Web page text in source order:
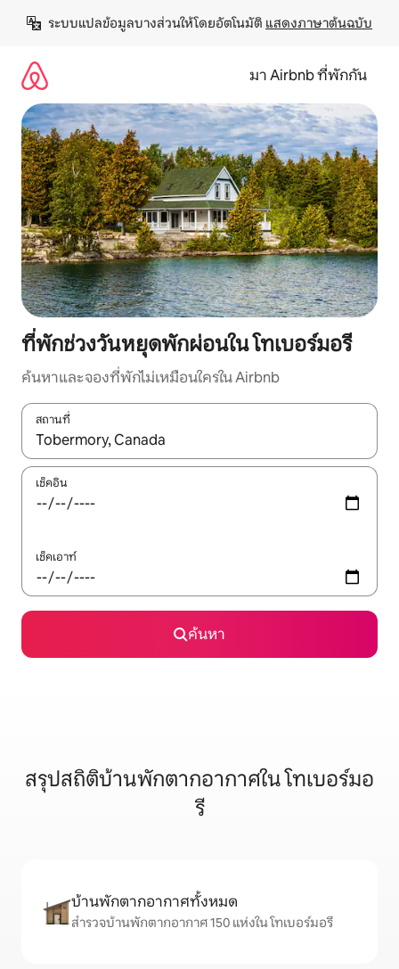
เนื้อหา
ระบบแปลข้อมูลบางส่วนให้โดยอัตโนมัติ แสดงภาษาต้นฉบับ
มา Airbnb ที่พักกัน
ที่พักช่วงวันหยุดพักผ่อนใน โทเบอร์มอรี
ค้นหาและจองที่พักไม่เหมือนใครใน Airbnb
สถานที่
ใช้ลูกศรขึ้นลง หรือใช้การสัมผัสหรือปัด เพื่อสำรวจผลการค้นหา
เช็คอิน
เช็คเอาท์
ค้นหา
สรุปสถิติบ้านพักตากอากาศใน โทเบอร์มอ
รี
บ้านพักตากอากาศทั้งหมด
สำรวจบ้านพักตากอากาศ 150 แห่งใน โทเบอร์มอรี